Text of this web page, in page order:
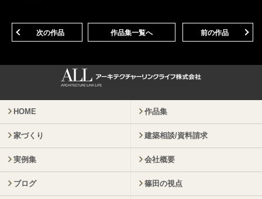
次の作品 作品集一覧へ 前の作品
HOME 作品集
家づくり 建築相談/資料請求
実例集 会社概要
ブログ 篠田の視点